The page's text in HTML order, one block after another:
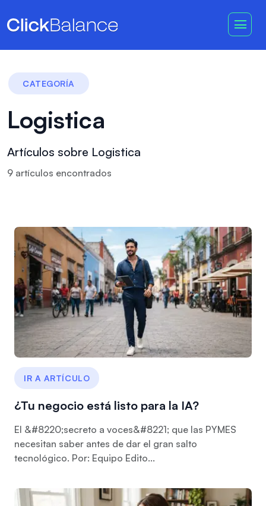
CATEGORÍA
Logistica
Artículos sobre Logistica
9 artículos encontrados
IR A ARTÍCULO
¿Tu negocio está listo para la IA?
El &#8220;secreto a voces&#8221; que las PYMES
necesitan saber antes de dar el gran salto
tecnológico. Por: Equipo Edito...